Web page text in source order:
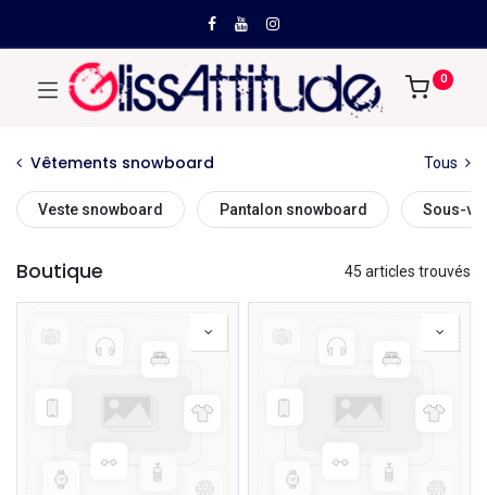
0
Vêtements snowboard Tous
Veste snowboard Pantalon snowboard Sous-
Boutique 45 articles trouvés